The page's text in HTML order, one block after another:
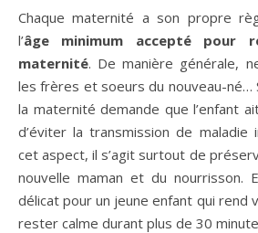
Chaque maternité a son propre
l’âge minimum accepté pour
maternité. De manière générale,
les frères et soeurs du nouveau-né…
la maternité demande que l’enfant
d’éviter la transmission de maladie
cet aspect, il s’agit surtout de
nouvelle maman et du nourrisson.
délicat pour un jeune enfant qui rend
rester calme durant plus de 30